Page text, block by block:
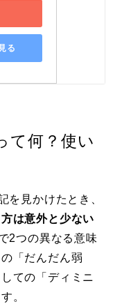
る
て何？使い
を見かけたとき、
は意外と少ない
2つの異なる意味
「だんだん弱
ての「ディミニ
。